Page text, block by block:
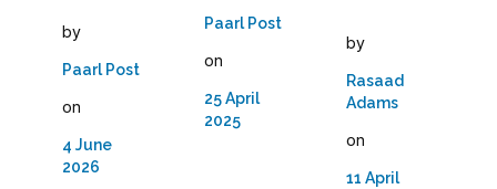
by
Paarl Post
on
4 June
2026
Paarl Post
on
25 April
2025
by
Rasaad
Adams
on
11 April